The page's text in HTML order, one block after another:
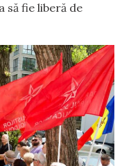
să fie liberă de